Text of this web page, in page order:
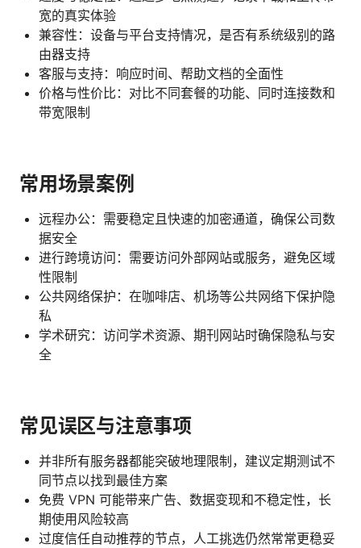
宽的真实体验
兼容性：设备与平台支持情况，是否有系统级别的路
由器支持
客服与支持：响应时间、帮助文档的全面性
价格与性价比：对比不同套餐的功能、同时连接数和
带宽限制
常用场景案例
远程办公：需要稳定且快速的加密通道，确保公司数
据安全
进行跨境访问：需要访问外部网站或服务，避免区域
性限制
公共网络保护：在咖啡店、机场等公共网络下保护隐
私
学术研究：访问学术资源、期刊网站时确保隐私与安
全
常见误区与注意事项
并非所有服务器都能突破地理限制，建议定期测试不
同节点以找到最佳方案
免费 VPN 可能带来广告、数据变现和不稳定性，长
期使用风险较高
过度信任自动推荐的节点，人工挑选仍然常常更稳妥